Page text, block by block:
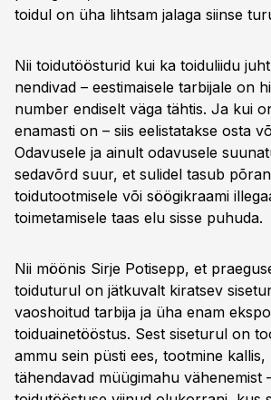
toidul on üha lihtsam jalaga siinse
Nii toidutöösturid kui ka toiduliidu
nendivad – eestimaisele tarbijale on
number endiselt väga tähtis. Ja kui
enamasti on – siis eelistatakse osta
Odavusele ja ainult odavusele
sedavõrd suur, et sulidel tasub
toidutootmisele või söögikraami
toimetamisele taas elu sisse puhuda.
Nii möönis Sirje Potisepp, et
toiduturul on jätkuvalt kiratsev
vaoshoitud tarbija ja üha enam
toiduainetööstus. Sest siseturul on
ammu sein püsti ees, tootmine
tähendavad müügimahu vähenemist